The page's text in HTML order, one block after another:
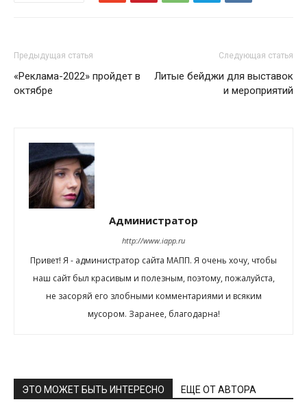
Предыдущая статья
«Реклама-2022» пройдет в
октябре
Следующая статья
Литые бейджи для выставок
и мероприятий
Администратор
http://www.iapp.ru
Привет! Я - администратор сайта МАПП. Я очень хочу, чтобы
наш сайт был красивым и полезным, поэтому, пожалуйста,
не засоряй его злобными комментариями и всяким
мусором. Заранее, благодарна!
ЭТО МОЖЕТ БЫТЬ ИНТЕРЕСНО ЕЩЕ ОТ АВТОРА